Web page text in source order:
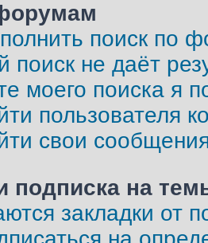
поиск по
поиск не даёт
моего поиска я
пользователя
свои
подписка на
закладки от